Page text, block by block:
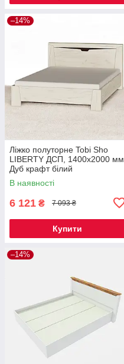
–14%
Ліжко полуторне Tobi Sho
LIBERTY ДСП, 1400х2000 мм
Дуб крафт білий
В наявності
6 121 ₴ 7 093 ₴
Купити
–14%